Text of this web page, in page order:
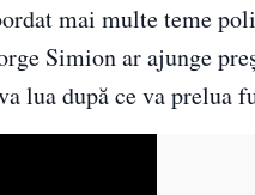
mai multe teme
Simion ar ajunge
lua după ce va prelua